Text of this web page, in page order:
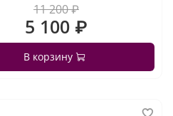
11 200 ₽
5 100 ₽
В корзину